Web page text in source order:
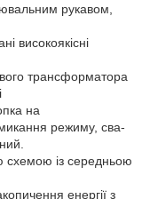
рукавом,
високоякісні
трансформатора
на
режиму, сва-
схемою із середньою
енергії з